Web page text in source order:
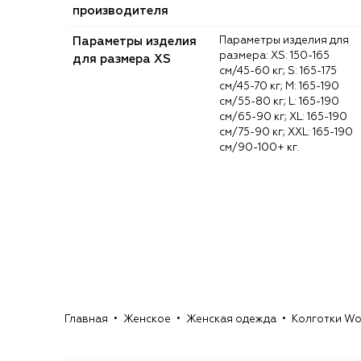
производителя
Параметры изделия
для размера XS
размера: XS: 150-165
см/45-60 кг; S: 165-175
см/45-70 кг; M: 165-190
см/55-80 кг; L: 165-190
см/65-90 кг; XL: 165-190
см/75-90 кг; XXL: 165-190
см/90-100+ кг.
Главная Женское Женская одежда Колготки